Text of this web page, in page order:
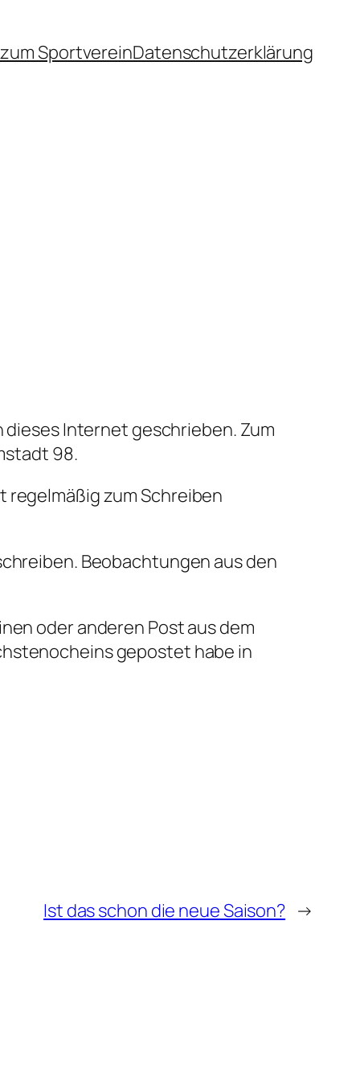
SportvereinDatenschutzerklärung
dieses Internet geschrieben. Zum
98.
regelmäßig zum Schreiben
Beobachtungen aus den
oder anderen Post aus dem
gepostet habe in
Ist das schon die neue Saison? →